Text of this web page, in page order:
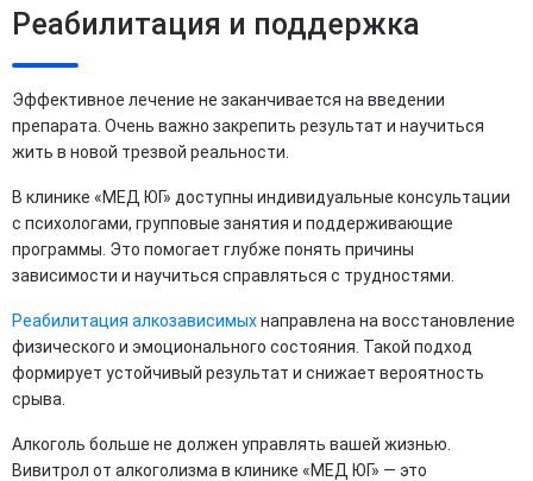
Реабилитация и поддержка
Эффективное лечение не заканчивается на введении
препарата. Очень важно закрепить результат и научиться
жить в новой трезвой реальности.
В клинике «МЕД ЮГ» доступны индивидуальные консультации
с психологами, групповые занятия и поддерживающие
программы. Это помогает глубже понять причины
зависимости и научиться справляться с трудностями.
Реабилитация алкозависимыхнаправлена на восстановление
физического и эмоционального состояния. Такой подход
формирует устойчивый результат и снижает вероятность
срыва.
Алкоголь больше не должен управлять вашей жизнью.
Вивитрол от алкоголизма в клинике «МЕД ЮГ» — это